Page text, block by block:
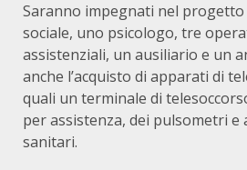
Saranno impegnati nel
sociale, uno psicologo, tre
assistenziali, un ausiliario e un
anche l’acquisto di apparati di
quali un terminale di
per assistenza, dei pulsometri e
sanitari.